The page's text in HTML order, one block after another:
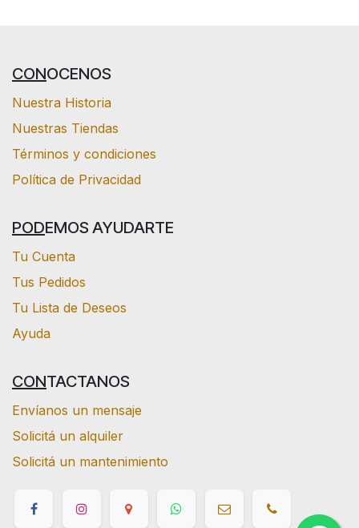
CONOCENOS
Nuestra Historia
Nuestras Tiendas
Términos y condiciones
Política de Privacidad
PODEMOS AYUDARTE
Tu Cuenta
Tus Pedidos
Tu Lista de Deseos
Ayuda
CONTACTANOS
Envíanos un mensaje
Solicitá un alquiler
Solicitá un mantenimiento